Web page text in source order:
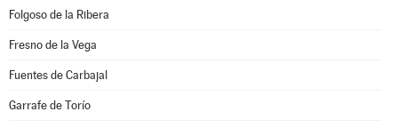
Folgoso de la Ribera
Fresno de la Vega
Fuentes de Carbajal
Garrafe de Torío